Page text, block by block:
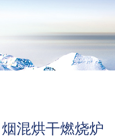
混烘干燃烧炉